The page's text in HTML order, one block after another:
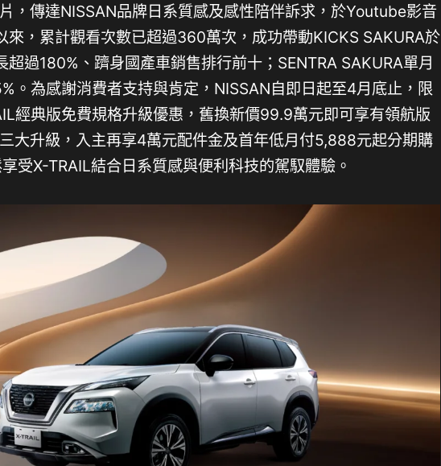
，傳達NISSAN品牌日系質感及感性陪伴訴求，於Youtube影音
來，累計觀看次數已超過360萬次，成功帶動KICKS SAKURA於
超過180%、躋身國產車銷售排行前十；SENTRA SAKURA單月
。為感謝消費者支持與肯定，NISSAN自即日起至4月底止，限
經典版免費規格升級優惠，舊換新價99.9萬元即可享有領航版
大升級，入主再享4萬元配件金及首年低月付5,888元起分期購
受X-TRAIL結合日系質感與便利科技的駕馭體驗。